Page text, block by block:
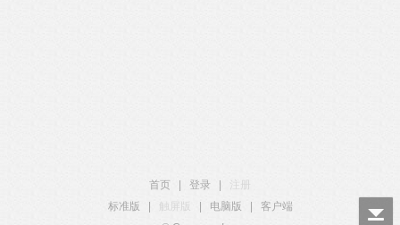
首页 登录
标准版
触屏版 电脑版
客户端